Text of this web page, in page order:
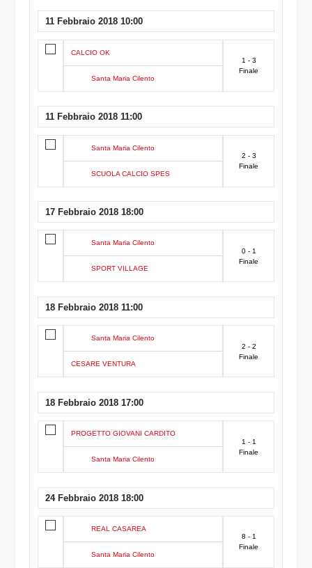
11 Febbraio 2018 10:00
CALCIO OK
Santa Maria Cilento
1 - 3
Finale
11 Febbraio 2018 11:00
Santa Maria Cilento
SCUOLA CALCIO SPES
2 - 3
Finale
17 Febbraio 2018 18:00
Santa Maria Cilento
SPORT VILLAGE
0 - 1
Finale
18 Febbraio 2018 11:00
Santa Maria Cilento
CESARE VENTURA
2 - 2
Finale
18 Febbraio 2018 17:00
PROGETTO GIOVANI CARDITO
Santa Maria Cilento
1 - 1
Finale
24 Febbraio 2018 18:00
REAL CASAREA
Santa Maria Cilento
8 - 1
Finale